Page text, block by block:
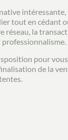
tout en cédant
réseau, la
pour
de la